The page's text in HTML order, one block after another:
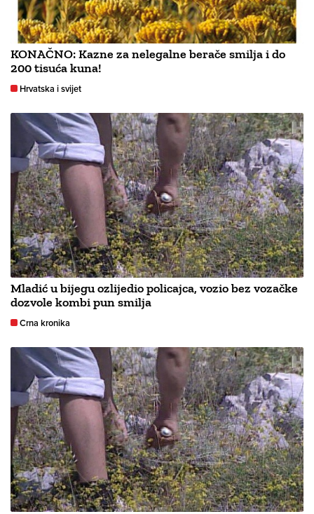
KONAČNO: Kazne za nelegalne berače smilja i do
200 tisuća kuna!
Hrvatska i svijet
Mladić u bijegu ozlijedio policajca, vozio bez vozačke
dozvole kombi pun smilja
Crna kronika